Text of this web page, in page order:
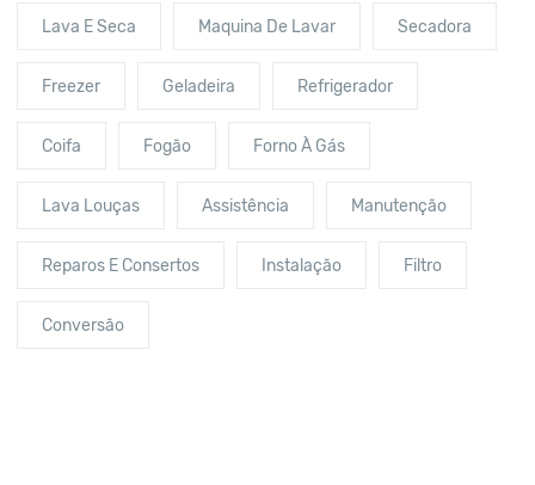
Lava E Seca Maquina De Lavar Secadora
Freezer Geladeira Refrigerador
Coifa Fogão Forno À Gás
Lava Louças Assistência Manutenção
Reparos E Consertos Instalação Filtro
Conversão